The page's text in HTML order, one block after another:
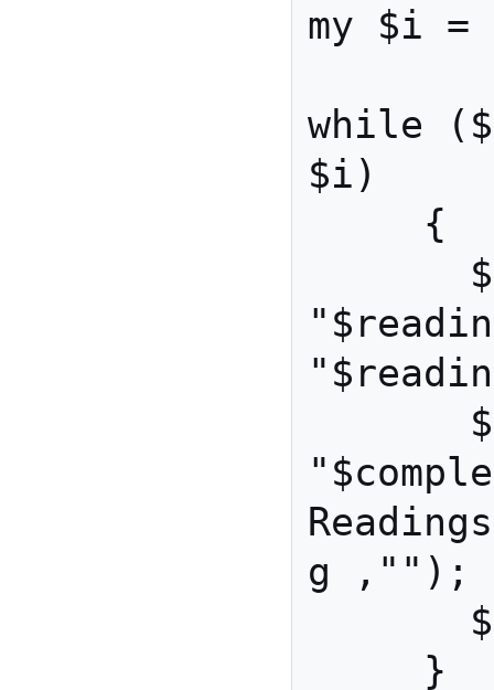
my $i =
while
$i)
g ,"");